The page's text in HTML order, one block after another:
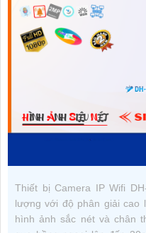
Thiết bị Camera IP Wifi
lượng với độ phân giải cao
hình ảnh sắc nét và chân